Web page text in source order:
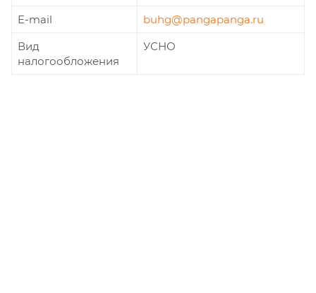
E-mail
buhg@pangapanga.ru
Вид
налогообложения
УСНО